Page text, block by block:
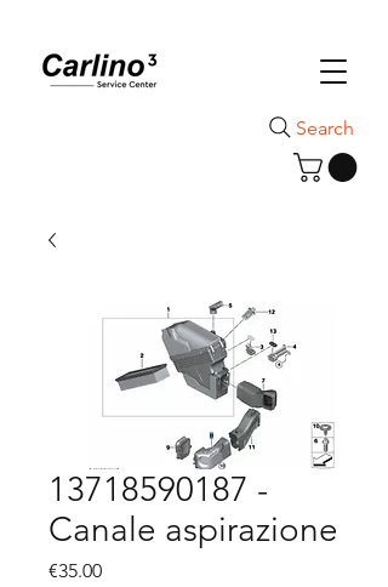
Search
13718590187 -
Canale aspirazione
€35.00Price